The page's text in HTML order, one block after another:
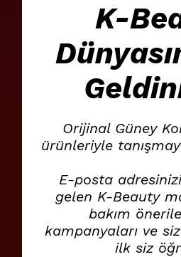
K-
Orijinal Güney
ürünleriyle
E-posta
gelen K-Beauty
bakım
kampanyaları ve
ilk siz